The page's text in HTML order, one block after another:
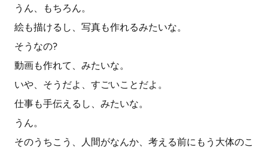
うん、もちろん。
絵も描けるし、写真も作れるみたいな。
そうなの?
動画も作れて、みたいな。
いや、そうだよ、すごいことだよ。
仕事も手伝えるし、みたいな。
うん。
そのうちこう、人間がなんか、考える前にもう大体のこ